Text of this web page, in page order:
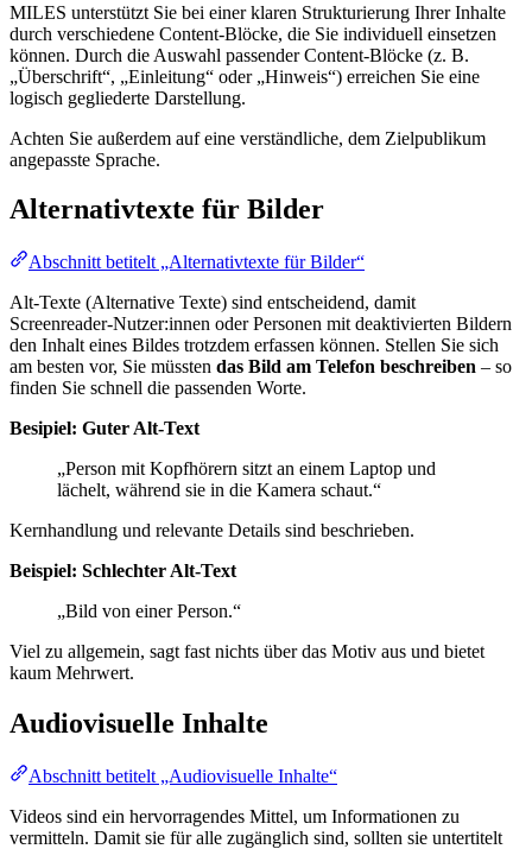
MILES unterstützt Sie bei einer klaren Strukturierung Ihrer Inhalte
durch verschiedene Content-Blöcke, die Sie individuell einsetzen
können. Durch die Auswahl passender Content-Blöcke (z. B.
„Überschrift“, „Einleitung“ oder „Hinweis“) erreichen Sie eine
logisch gegliederte Darstellung.
Achten Sie außerdem auf eine verständliche, dem Zielpublikum
angepasste Sprache.
Alternativtexte für Bilder
Abschnitt betitelt „Alternativtexte für Bilder“
Alt-Texte (Alternative Texte) sind entscheidend, damit
Screenreader-Nutzer:innen oder Personen mit deaktivierten Bildern
den Inhalt eines Bildes trotzdem erfassen können. Stellen Sie sich
am besten vor, Sie müssten das Bild am Telefon beschreiben – so
finden Sie schnell die passenden Worte.
Besipiel: Guter Alt-Text
„Person mit Kopfhörern sitzt an einem Laptop und
lächelt, während sie in die Kamera schaut.“
Kernhandlung und relevante Details sind beschrieben.
Beispiel: Schlechter Alt-Text
„Bild von einer Person.“
Viel zu allgemein, sagt fast nichts über das Motiv aus und bietet
kaum Mehrwert.
Audiovisuelle Inhalte
Abschnitt betitelt „Audiovisuelle Inhalte“
Videos sind ein hervorragendes Mittel, um Informationen zu
vermitteln. Damit sie für alle zugänglich sind, sollten sie untertitelt